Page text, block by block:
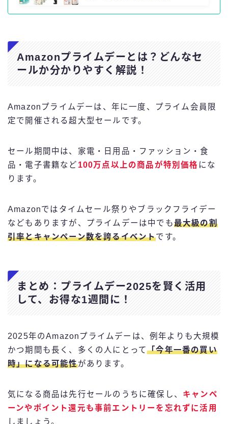
Amazonプライムデーとは？どんなセ
ールか分かりやすく解説！
Amazonプライムデーは、年に一度、プライム会員限
定で開催される超大型セールです。
セール期間中は、家電・日用品・ファッション・食
品・電子書籍など 100万点以上の商品が特別価格 にな
ります。
Amazonではタイムセール祭りやブラックフライデー
などもありますが、プライムデーは中でも最大級の割
引率とキャンペーン数を誇るイベントです。
まとめ：プライムデー2025を賢く活用
して、お得な1週間に！
2025年のAmazonプライムデーは、例年よりも大規模
かつ期間も長く、多くの人にとって「今年一番の買い
時」になる可能性があります。
気になる商品は先行セールのうちに確保し、 キャンペ
ーンやポイント還元も事前エントリーを忘れずに活用
しましょう。